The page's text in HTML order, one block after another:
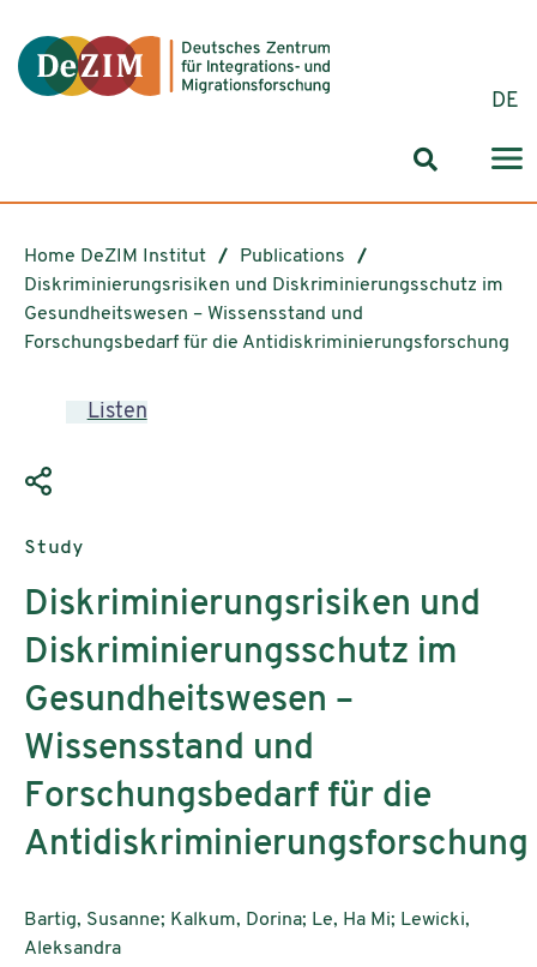
DE
Search
Home DeZIM Institut
Publications
Diskriminierungsrisiken und Diskriminierungsschutz im
Gesundheitswesen – Wissensstand und
Forschungsbedarf für die Antidiskriminierungsforschung
Listen
Publication type:
Study
Diskriminierungsrisiken und
Diskriminierungsschutz im
Gesundheitswesen –
Wissensstand und
Forschungsbedarf für die
Antidiskriminierungsforschung
Authors:
Bartig, Susanne; Kalkum, Dorina; Le, Ha Mi; Lewicki,
Aleksandra